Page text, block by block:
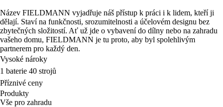
Název FIELDMANN vyjadřuje náš přístup k práci i k lidem, kteří ji
dělají. Staví na funkčnosti, srozumitelnosti a účelovém designu bez
zbytečných složitostí. Ať už jde o vybavení do dílny nebo na zahradu
vašeho domu, FIELDMANN je tu proto, aby byl spolehlivým
partnerem pro každý den.
Vysoké nároky
1 baterie 40 strojů
Příznivé ceny
Produkty
Vše pro zahradu